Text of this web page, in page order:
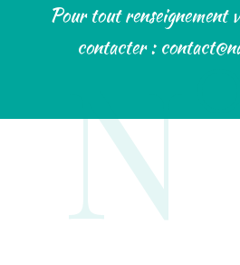
Pour tout renseignement
contacter :